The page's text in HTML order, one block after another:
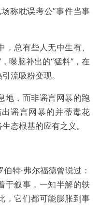
称耽误考公”事件当事
总有些人无中生有、
曝脑补出的“猛料”，在
流吸粉变现。
地，而非谣言网暴的跑
谣言网暴的并蒂毒花
态根基的应有之义。
特·弗尔福德曾说过：
于叙事，一知半解的轶
，它们都可能膨胀到事